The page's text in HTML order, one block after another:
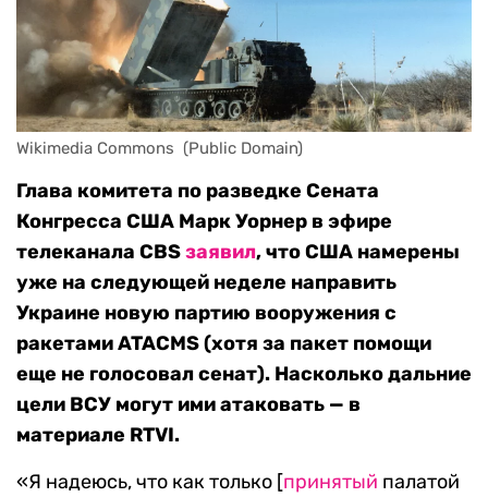
Wikimedia Commons  (Public Domain)
Глава комитета по разведке Сената
Конгресса США Марк Уорнер в эфире
телеканала CBSзаявил, что США намерены
уже на следующей неделе направить
Украине новую партию вооружения с
ракетами ATACMS (хотя за пакет помощи
еще не голосовал сенат). Насколько дальние
цели ВСУ могут ими атаковать — в
материале RTVI.
«Я надеюсь, что как только [принятый палатой